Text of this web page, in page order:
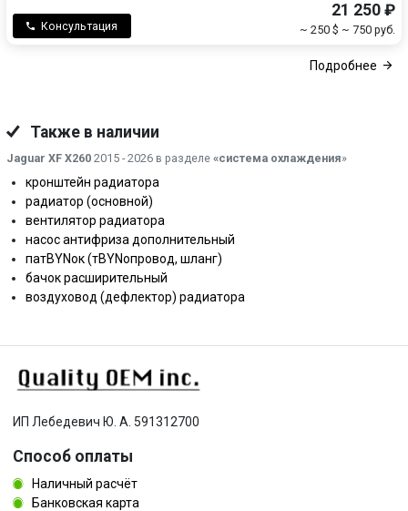
Консультация
21 250 ₽
~ 250 $ ~ 750 руб.
Подробнее
Также в наличии
Jaguar XF X260 2015 - 2026 в разделе «система охлаждения»
кронштейн радиатора
радиатор (основной)
вентилятор радиатора
насос антифриза дополнительный
патBYNок (тBYNопровод, шланг)
бачок расширительный
воздуховод (дефлектор) радиатора
ИП Лебедевич Ю. А. 591312700
Способ оплаты
Наличный расчёт
Банковская карта